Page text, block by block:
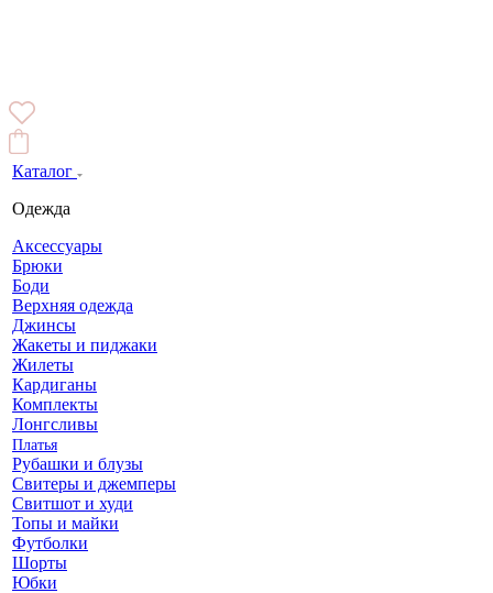
Каталог
Одежда
Аксессуары
Брюки
Боди
Верхняя одежда
Джинсы
Жакеты и пиджаки
Жилеты
Кардиганы
Комплекты
Лонгсливы
Платья
Рубашки и блузы
Свитеры и джемперы
Свитшот и худи
Топы и майки
Футболки
Шорты
Юбки